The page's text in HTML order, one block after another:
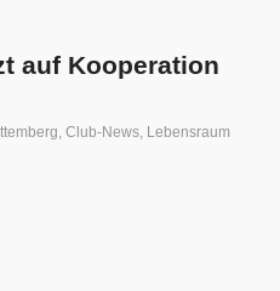
auf Kooperation
, Club-News, Lebensraum